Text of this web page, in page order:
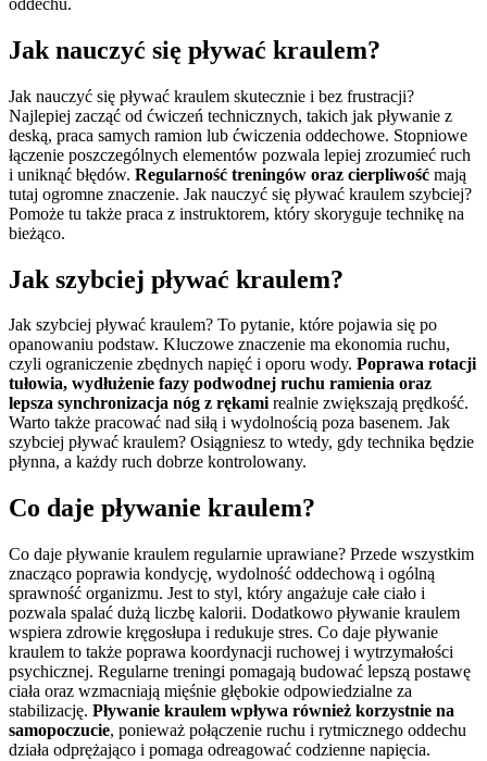
Jak nauczyć się pływać kraulem?
Jak nauczyć się pływać kraulem skutecznie i bez frustracji?
Najlepiej zacząć od ćwiczeń technicznych, takich jak pływanie z
deską, praca samych ramion lub ćwiczenia oddechowe. Stopniowe
łączenie poszczególnych elementów pozwala lepiej zrozumieć ruch
i uniknąć błędów. Regularność treningów oraz cierpliwość mają
tutaj ogromne znaczenie. Jak nauczyć się pływać kraulem szybciej?
Pomoże tu także praca z instruktorem, który skoryguje technikę na
bieżąco.
Jak szybciej pływać kraulem?
Jak szybciej pływać kraulem? To pytanie, które pojawia się po
opanowaniu podstaw. Kluczowe znaczenie ma ekonomia ruchu,
czyli ograniczenie zbędnych napięć i oporu wody. Poprawa rotacji
tułowia, wydłużenie fazy podwodnej ruchu ramienia oraz
lepsza synchronizacja nóg z rękamirealnie zwiększają prędkość.
Warto także pracować nad siłą i wydolnością poza basenem. Jak
szybciej pływać kraulem? Osiągniesz to wtedy, gdy technika będzie
płynna, a każdy ruch dobrze kontrolowany.
Co daje pływanie kraulem?
Co daje pływanie kraulem regularnie uprawiane? Przede wszystkim
znacząco poprawia kondycję, wydolność oddechową i ogólną
sprawność organizmu. Jest to styl, który angażuje całe ciało i
pozwala spalać dużą liczbę kalorii. Dodatkowo pływanie kraulem
wspiera zdrowie kręgosłupa i redukuje stres. Co daje pływanie
kraulem to także poprawa koordynacji ruchowej i wytrzymałości
psychicznej. Regularne treningi pomagają budować lepszą postawę
ciała oraz wzmacniają mięśnie głębokie odpowiedzialne za
stabilizację. Pływanie kraulem wpływa również korzystnie na
samopoczucie, ponieważ połączenie ruchu i rytmicznego oddechu
działa odprężająco i pomaga odreagować codzienne napięcia.